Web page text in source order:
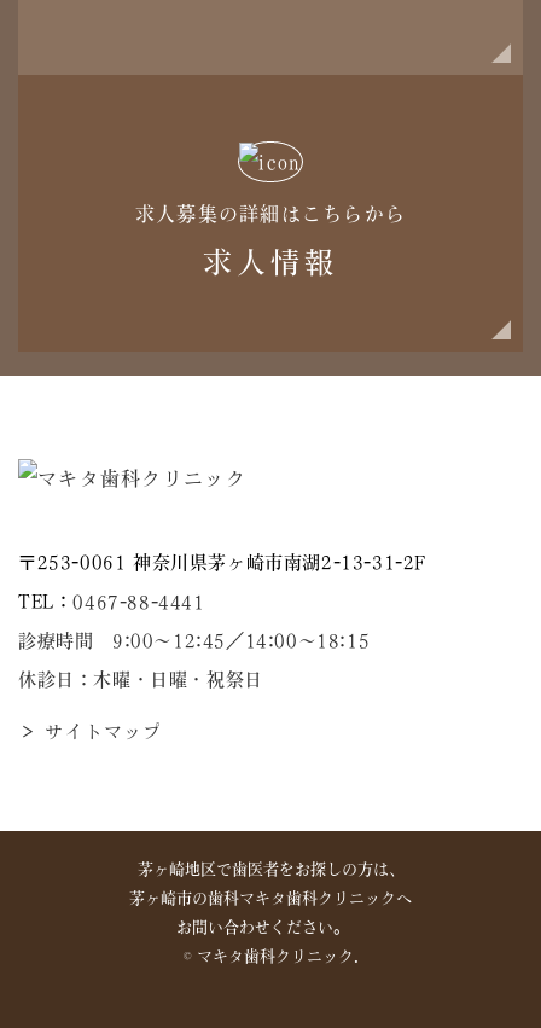
求人募集の詳細はこちらから
求人情報
〒253-0061 神奈川県茅ヶ崎市南湖2-13-31-2F
TEL：0467-88-4441
診療時間 9:00～12:45／14:00〜18:15
休診日：木曜・日曜・祝祭日
＞ サイトマップ
茅ヶ崎地区で歯医者をお探しの方は、
茅ヶ崎市の歯科マキタ歯科クリニックへ
お問い合わせください。
©︎ マキタ歯科クリニック.